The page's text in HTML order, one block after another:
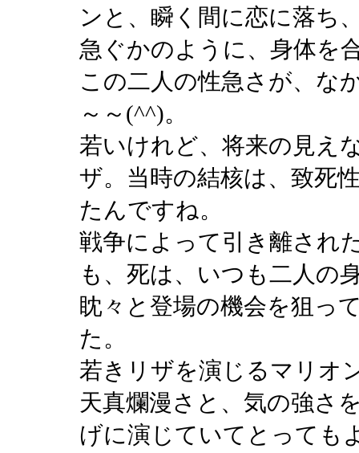
ンと、瞬く間に恋に落ち
急ぐかのように、身体を
この二人の性急さが、な
～～(^^)。
若いけれど、将来の見え
ザ。当時の結核は、致死
たんですね。
戦争によって引き離され
も、死は、いつも二人の
眈々と登場の機会を狙っ
た。
若きリザを演じるマリオ
天真爛漫さと、気の強さ
げに演じていてとっても